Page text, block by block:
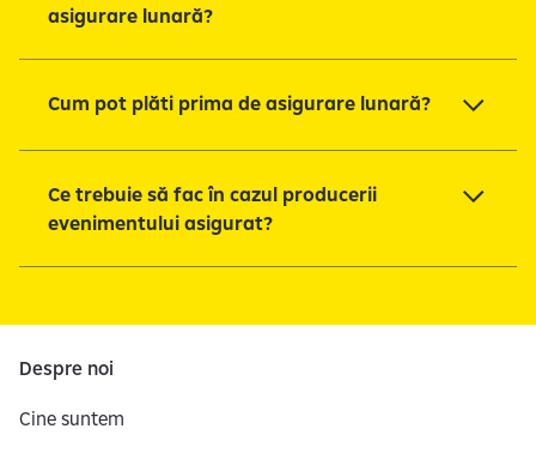
asigurare lunară?
Cum pot plăti prima de asigurare lunară?
Ce trebuie să fac în cazul producerii
evenimentului asigurat?
Despre noi
Cine suntem